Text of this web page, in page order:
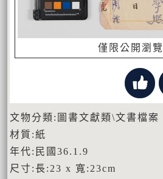
僅限公開瀏覽
文物分類:圖書文獻類\文書檔案
材質:紙
年代:民國36.1.9
尺寸:長:23 x 寬:23cm